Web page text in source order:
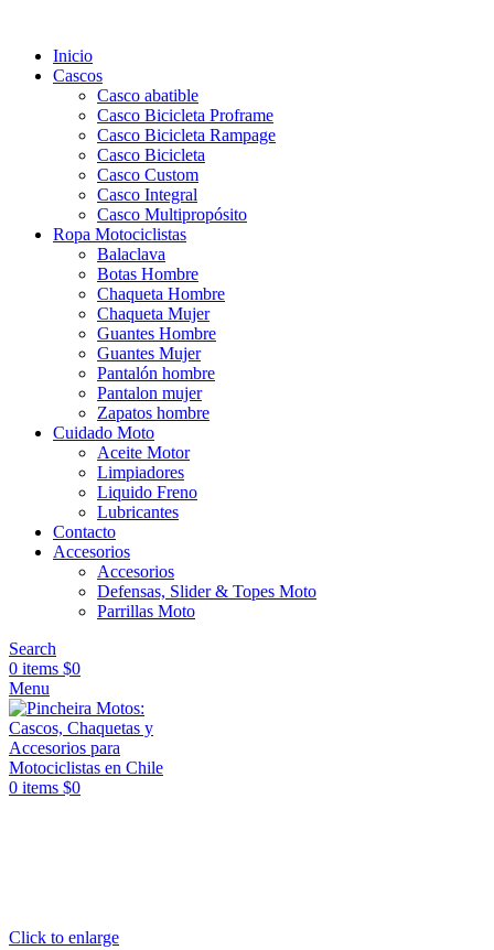
Inicio
Cascos
Casco abatible
Casco Bicicleta Proframe
Casco Bicicleta Rampage
Casco Bicicleta
Casco Custom
Casco Integral
Casco Multipropósito
Ropa Motociclistas
Balaclava
Botas Hombre
Chaqueta Hombre
Chaqueta Mujer
Guantes Hombre
Guantes Mujer
Pantalón hombre
Pantalon mujer
Zapatos hombre
Cuidado Moto
Aceite Motor
Limpiadores
Liquido Freno
Lubricantes
Contacto
Accesorios
Accesorios
Defensas, Slider & Topes Moto
Parrillas Moto
Search
0 items $0
Menu
0 items $0
Click to enlarge